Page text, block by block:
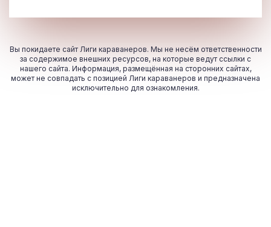
Вы покидаете сайт Лиги караванеров. Мы не несём ответственности
за содержимое внешних ресурсов, на которые ведут ссылки с
нашего сайта. Информация, размещённая на сторонних сайтах,
может не совпадать с позицией Лиги караванеров и предназначена
исключительно для ознакомления.